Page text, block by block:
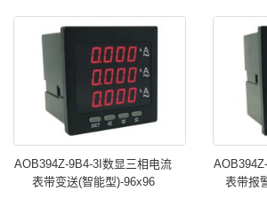
AOB394Z-9B4-3I数显三相电流
表带变送(智能型)-96x96
表带报